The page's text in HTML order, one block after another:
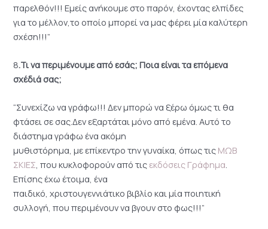
παρελθόν!!! Εμείς ανήκουμε στο παρόν, έχοντας ελπίδες
για το μέλλον,το οποίο μπορεί να μας φέρει μία καλύτερη
σχέση!!!”
8.Τι να περιμένουμε από εσάς; Ποια είναι τα επόμενα
σχέδιά σας;
“Συνεχίζω να γράφω!!! Δεν μπορώ να ξέρω όμως τι θα
φτάσει σε σας.Δεν εξαρτάται μόνο από εμένα. Αυτό το
διάστημα γράφω ένα ακόμη
μυθιστόρημα, με επίκεντρο την γυναίκα, όπως τις ΜΩΒ
ΣΚΙΕΣ, που κυκλοφορούν από τις εκδόσεις Γράφημα.
Επίσης έχω έτοιμα, ένα
παιδικό, χριστουγεννιάτικο βιβλίο και μία ποιητική
συλλογή, που περιμένουν να βγουν στο φως!!!”